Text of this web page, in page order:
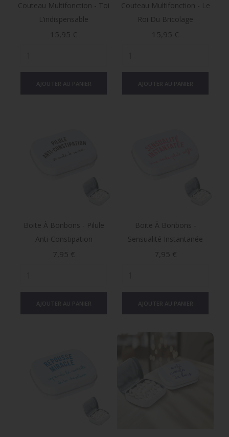
Couteau Multifonction - Toi
L’indispensable
Prix
15,95 €
Couteau Multifonction - Le
Roi Du Bricolage
Prix
15,95 €
Boite À Bonbons - Pilule
Anti-Constipation
Prix
7,95 €
Boite À Bonbons -
Sensualité Instantanée
Prix
7,95 €